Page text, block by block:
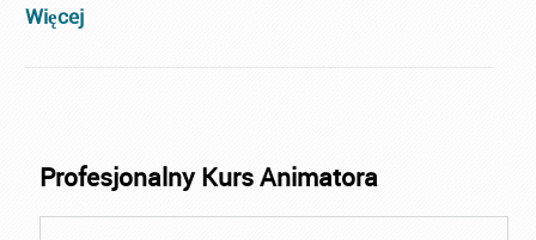
Więcej
Profesjonalny Kurs Animatora